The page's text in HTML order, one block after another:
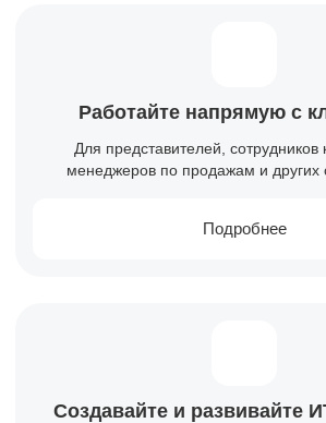
Работайте напрямую с
Для представителей, сотрудников
менеджеров по продажам и других
Подробнее
Создавайте и развивайте